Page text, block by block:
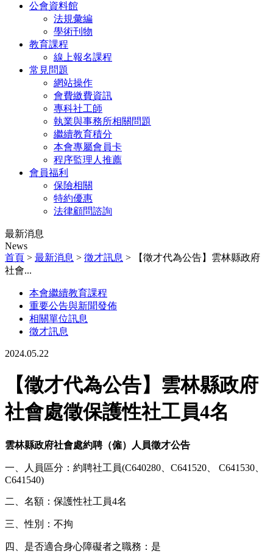
公會資料館
法規彙編
學術刊物
教育課程
線上報名課程
常見問題
網站操作
會費繳費資訊
專科社工師
執業與事務所相關問題
繼續教育積分
本會專屬會員卡
程序監理人推薦
會員福利
保險相關
特約優惠
法律顧問諮詢
最新消息
News
首頁 > 最新消息 > 徵才訊息 >
【徵才代為公告】雲林縣政府
社會...
本會繼續教育課程
重要公告與新聞發佈
相關單位訊息
徵才訊息
2024.05.22
【徵才代為公告】雲林縣政府
社會處徵保護性社工員4名
雲林縣政府社會處約聘（僱）人員徵才公告
一、人員區分：約聘社工員(C640280、C641520、 C641530、
C641540)
二、名額：保護性社工員4名
三、性別：不拘
四、是否適合身心障礙者之職務：是